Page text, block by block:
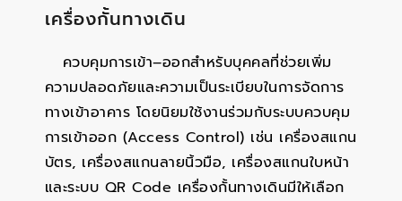
Contact
เครื่องกั้นทางเดิน
ควบคุมการเข้า–ออกสำหรับบุคคลที่ช่วยเพิ่ม
ความปลอดภัยและความเป็นระเบียบในการจัดการ
ทางเข้าอาคาร โดยนิยมใช้งานร่วมกับระบบควบคุม
การเข้าออก (Access Control) เช่น เครื่องสแกน
บัตร, เครื่องสแกนลายนิ้วมือ, เครื่องสแกนใบหน้า
และระบบ QR Code เครื่องกั้นทางเดินมีให้เลือก